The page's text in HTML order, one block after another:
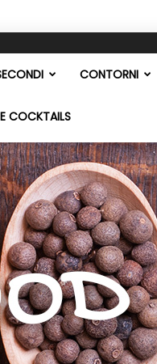
CONTORNI
COCKTAILS